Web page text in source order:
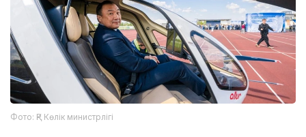
Фото: ҚР Көлік министрлігі